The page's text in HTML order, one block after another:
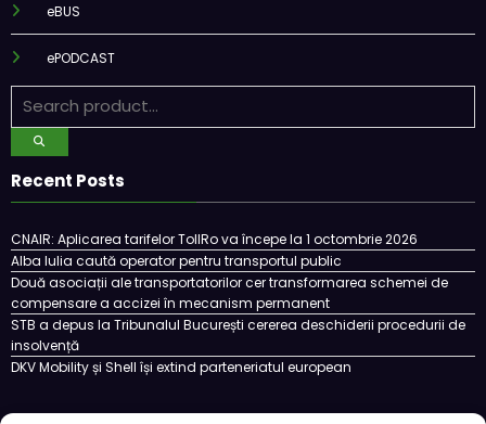
eBUS
ePODCAST
Recent Posts
CNAIR: Aplicarea tarifelor TollRo va începe la 1 octombrie 2026
Alba Iulia caută operator pentru transportul public
Două asociații ale transportatorilor cer transformarea schemei de
compensare a accizei în mecanism permanent
STB a depus la Tribunalul București cererea deschiderii procedurii de
insolvență
DKV Mobility și Shell își extind parteneriatul european